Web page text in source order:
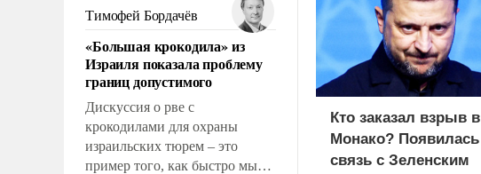
налогоплательщиков и где
Еревану за свои поступки не
нужно отвечать.
Тимофей Бордачёв
«Большая крокодила» из
Израиля показала проблему
границ допустимого
Дискуссия о рве с
крокодилами для охраны
израильских тюрем – это
пример того, как быстро мы
Кто заказал взрыв в
Монако? Появилась
связь с Зеленским